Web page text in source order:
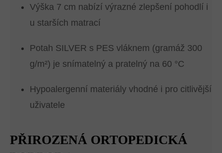
Výška 7 cm nabízí výrazné zlepšení pohodlí i
u starších matrací
Potah SILVER s PES vláknem (gramáž 300
g/m²) je snímatelný a pratelný na 60 °C
Hypoalergenní materiály vhodné i pro citlivější
uživatele
PŘIROZENÁ ORTOPEDICKÁ